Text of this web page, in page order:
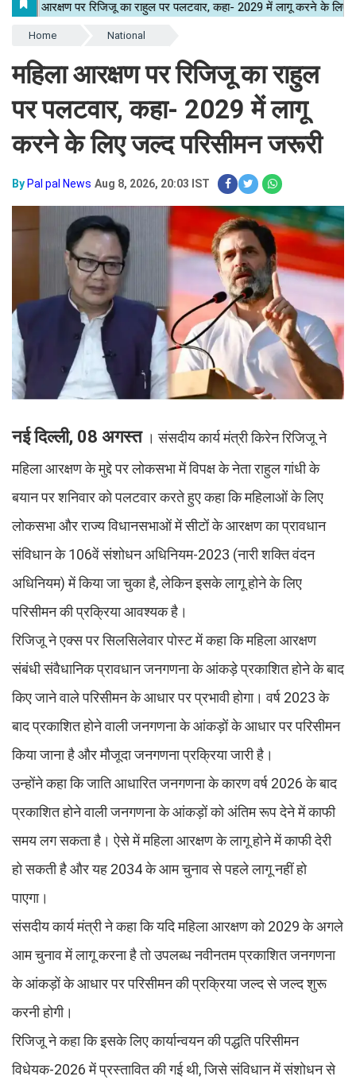
Home National
महिला आरक्षण पर रिजिजू का राहुल
पर पलटवार, कहा- 2029 में लागू
करने के लिए जल्द परिसीमन जरूरी
By Pal pal News Aug 8, 2026, 20:03 IST
नई दिल्ली, 08 अगस्त । संसदीय कार्य मंत्री किरेन रिजिजू ने
महिला आरक्षण के मुद्दे पर लोकसभा में विपक्ष के नेता राहुल गांधी के
बयान पर शनिवार को पलटवार करते हुए कहा कि महिलाओं के लिए
लोकसभा और राज्य विधानसभाओं में सीटों के आरक्षण का प्रावधान
संविधान के 106वें संशोधन अधिनियम-2023 (नारी शक्ति वंदन
अधिनियम) में किया जा चुका है, लेकिन इसके लागू होने के लिए
परिसीमन की प्रक्रिया आवश्यक है।
रिजिजू ने एक्स पर सिलसिलेवार पोस्ट में कहा कि महिला आरक्षण
संबंधी संवैधानिक प्रावधान जनगणना के आंकड़े प्रकाशित होने के बाद
किए जाने वाले परिसीमन के आधार पर प्रभावी होगा। वर्ष 2023 के
बाद प्रकाशित होने वाली जनगणना के आंकड़ों के आधार पर परिसीमन
किया जाना है और मौजूदा जनगणना प्रक्रिया जारी है।
उन्होंने कहा कि जाति आधारित जनगणना के कारण वर्ष 2026 के बाद
प्रकाशित होने वाली जनगणना के आंकड़ों को अंतिम रूप देने में काफी
समय लग सकता है। ऐसे में महिला आरक्षण के लागू होने में काफी देरी
हो सकती है और यह 2034 के आम चुनाव से पहले लागू नहीं हो
पाएगा।
संसदीय कार्य मंत्री ने कहा कि यदि महिला आरक्षण को 2029 के अगले
आम चुनाव में लागू करना है तो उपलब्ध नवीनतम प्रकाशित जनगणना
के आंकड़ों के आधार पर परिसीमन की प्रक्रिया जल्द से जल्द शुरू
करनी होगी।
रिजिजू ने कहा कि इसके लिए कार्यान्वयन की पद्धति परिसीमन
विधेयक-2026 में प्रस्तावित की गई थी, जिसे संविधान में संशोधन से